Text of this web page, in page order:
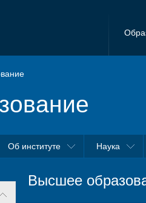
Об институте Наука
Высшее